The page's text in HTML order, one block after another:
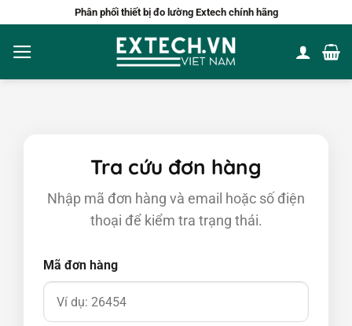
nội
dung
Phân phối thiết bị đo lường Extech chính hãng
Tra cứu đơn hàng
Nhập mã đơn hàng và email hoặc số điện
thoại để kiểm tra trạng thái.
Mã đơn hàng